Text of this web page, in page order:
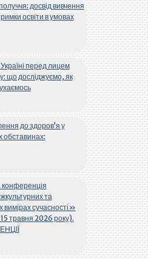
досвід вивчення
освіти в умовах
перед лицем
що досліджуємо, як
до здоров’я у
обставинах:
конференція
та
вимірах сучасності»
травня 2026 року).